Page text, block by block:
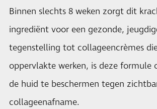
Binnen slechts 8 weken zorgt dit
ingrediënt voor een gezonde,
tegenstelling tot collageencrèmes
oppervlakte werken, is deze formule
de huid te beschermen tegen
collageenafname.